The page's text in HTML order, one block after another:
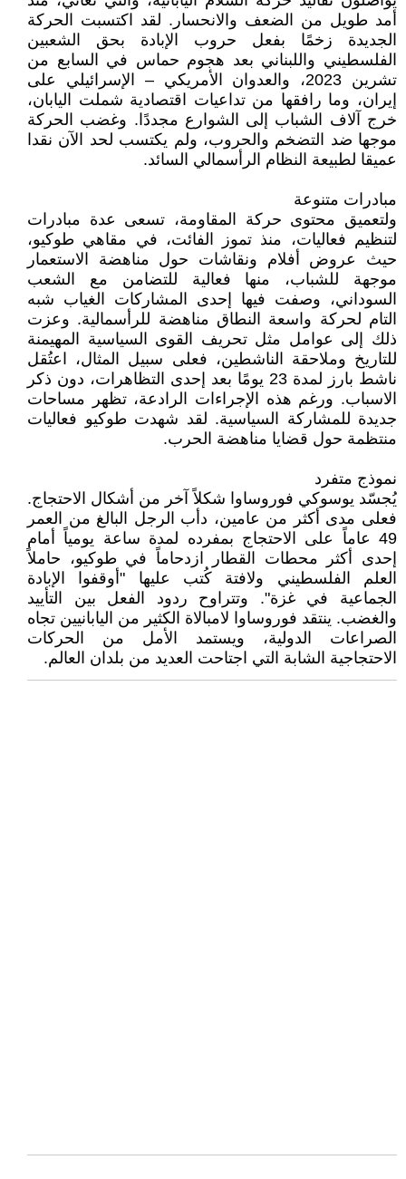
أمد طويل من الضعف والانحسار. لقد اكتسبت الحركة
الجديدة زخمًا بفعل حروب الإبادة بحق الشعبين
الفلسطيني واللبناني بعد هجوم حماس في السابع من
تشرين 2023، والعدوان الأمريكي – الإسرائيلي على
إيران، وما رافقها من تداعيات اقتصادية شملت اليابان،
خرج آلاف الشباب إلى الشوارع مجددًا. وغضب الحركة
موجها ضد التضخم والحروب، ولم يكتسب لحد الآن نقدا
عميقا لطبيعة النظام الرأسمالي السائد.
مبادرات متنوعة
ولتعميق محتوى حركة المقاومة، تسعى عدة مبادرات
لتنظيم فعاليات، منذ تموز الفائت، في مقاهي طوكيو،
حيث عروض أفلام ونقاشات حول مناهضة الاستعمار
موجهة للشباب، منها فعالية للتضامن مع الشعب
السوداني، وصفت فيها إحدى المشاركات الغياب شبه
التام لحركة واسعة النطاق مناهضة للرأسمالية. وعزت
ذلك إلى عوامل مثل تحريف القوى السياسية المهيمنة
للتاريخ وملاحقة الناشطين، فعلى سبيل المثال، اعتُقل
ناشط بارز لمدة 23 يومًا بعد إحدى التظاهرات، دون ذكر
الاسباب. ورغم هذه الإجراءات الرادعة، تظهر مساحات
جديدة للمشاركة السياسية. لقد شهدت طوكيو فعاليات
منتظمة حول قضايا مناهضة الحرب.
نموذج متفرد
يُجسّد يوسوكي فوروساوا شكلاً آخر من أشكال الاحتجاج.
فعلى مدى أكثر من عامين، دأب الرجل البالغ من العمر
49 عاماً على الاحتجاج بمفرده لمدة ساعة يومياً أمام
إحدى أكثر محطات القطار ازدحاماً في طوكيو، حاملاً
العلم الفلسطيني ولافتة كُتب عليها "أوقفوا الإبادة
الجماعية في غزة". وتتراوح ردود الفعل بين التأييد
والغضب. ينتقد فوروساوا لامبالاة الكثير من اليابانيين تجاه
الصراعات الدولية، ويستمد الأمل من الحركات
الاحتجاجية الشابة التي اجتاحت العديد من بلدان العالم.